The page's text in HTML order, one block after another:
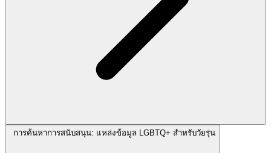
การค้นหาการสนับสนุน: แหล่งข้อมูล LGBTQ+ สำหรับวัยรุ่น